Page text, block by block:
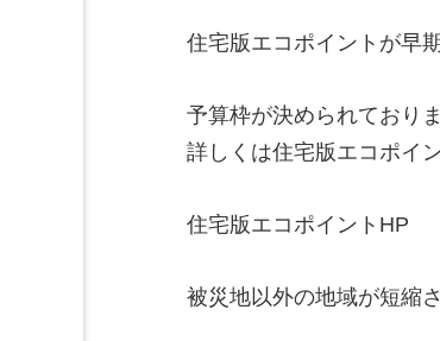
住宅版エコポイントが早
予算枠が決められており
詳しくは住宅版エコポイ
住宅版エコポイントHP
被災地以外の地域が短縮